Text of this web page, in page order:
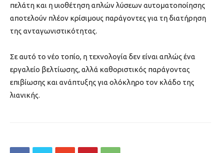
πελάτη και η υιοθέτηση απλών λύσεων αυτοματοποίησης
αποτελούν πλέον κρίσιμους παράγοντες για τη διατήρηση
της ανταγωνιστικότητας.
Σε αυτό το νέο τοπίο, η τεχνολογία δεν είναι απλώς ένα
εργαλείο βελτίωσης, αλλά καθοριστικός παράγοντας
επιβίωσης και ανάπτυξης για ολόκληρο τον κλάδο της
λιανικής.